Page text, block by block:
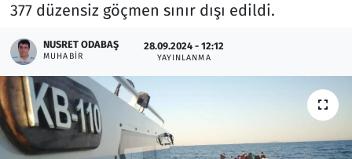
377 düzensiz göçmen sınır dışı edildi.
NUSRET ODABAŞ
MUHABIR
28.09.2024 - 12:12
YAYINLANMA
Memur ve Kamu
Otomobil
Oyun
Ramazan